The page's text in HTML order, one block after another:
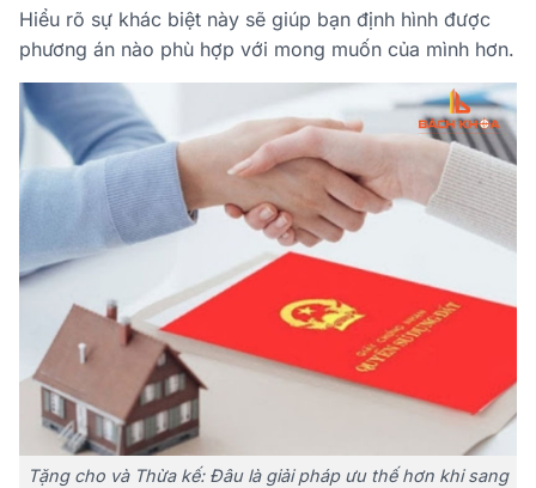
Hiểu rõ sự khác biệt này sẽ giúp bạn định hình được
phương án nào phù hợp với mong muốn của mình hơn.
Tặng cho và Thừa kế: Đâu là giải pháp ưu thế hơn khi sang